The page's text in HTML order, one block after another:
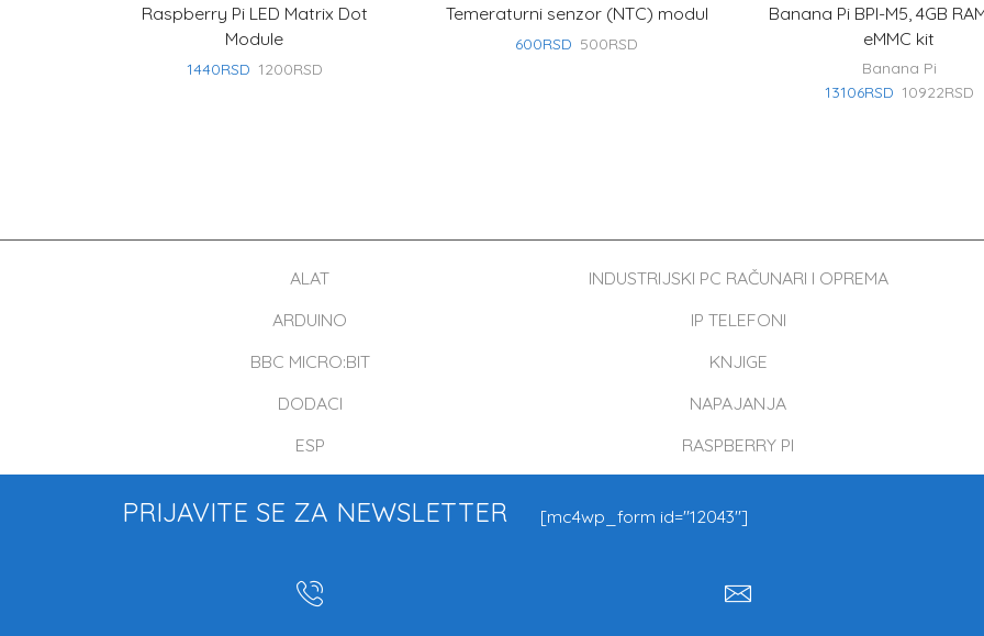
Raspberry Pi LED Matrix Dot
Module
1440RSD 1200RSD
Temeraturni senzor (NTC) modul
600RSD 500RSD
Banana Pi BPI-M5, 4GB
eMMC kit
Banana Pi
13106RSD 10922RSD
ALAT
ARDUINO
BBC MICRO:BIT
DODACI
ESP
INDUSTRIJSKI PC RAČUNARI I OPREMA
IP TELEFONI
KNJIGE
NAPAJANJA
RASPBERRY PI
PRIJAVITE SE ZA NEWSLETTER [mc4wp_form id="12043"]